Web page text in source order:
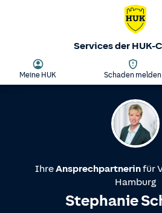
Services der HUK-
Meine HUK Schaden melden
IhreAnsprechpartnerinfür
Hamburg
Stephanie